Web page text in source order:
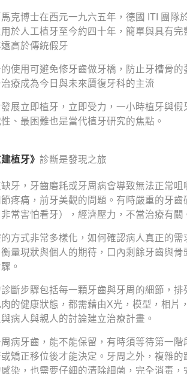
克博士在西元一九六五年，德國 ITI 團隊
於人工植牙至今約四十年，簡單與具有
高於傳統假牙
使用可避免修牙齒做牙橋，防止牙槽骨
療成為今日與未來贗復牙科的主流
展立即植牙，立即受力，一小時植牙與
、最困難也是當代植牙研究的焦點。
植牙》 診斷是發現之旅
牙，牙齒磨耗或牙周病會導致無法正常
疼痛，前牙美觀的問題。有時嚴重的牙
非常害怕看牙），經濟壓力，不當治療有關
方式非常多樣化，如何確認病人真正的
量現狀與個人的期待，口內剩餘牙齒與
。
斷步驟包括每一顆牙齒與牙周的細節，
的健康狀態，都需藉由X光，模型，相片
病人與親人的討論建立治療計畫。
病牙齒，能不能保留，有時須等待第一
矯正移位後才能決定。牙周之外，複雜
染，也需要仔細的清除細菌，完全消毒